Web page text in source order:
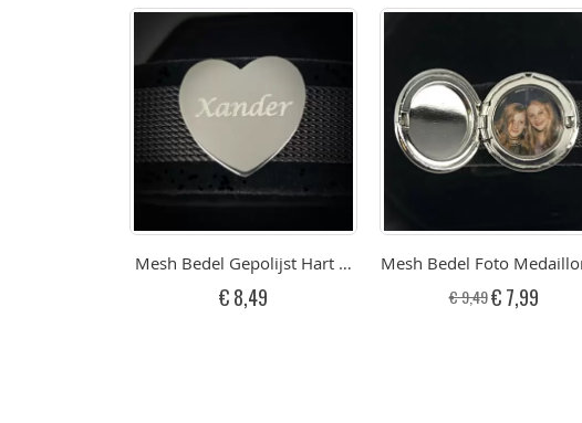
Mesh Bedel Gepolijst Hart Met Gravure Graveren RVS
€ 8,49
Mesh Bedel Foto
€ 9,49 Speciale
prijs
€ 7,99